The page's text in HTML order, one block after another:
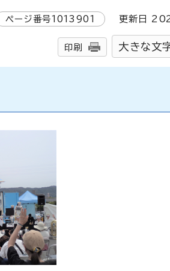
ページ番号1013901 更新日
印刷 大きな文